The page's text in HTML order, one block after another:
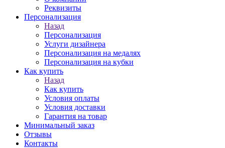
Реквизиты
Персонализация
Назад
Персонализация
Услуги дизайнера
Персонализация на медалях
Персонализация на кубки
Как купить
Назад
Как купить
Условия оплаты
Условия доставки
Гарантия на товар
Минимальный заказ
Отзывы
Контакты